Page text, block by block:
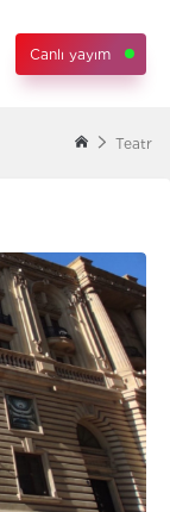
Canlı yayım
Teatr